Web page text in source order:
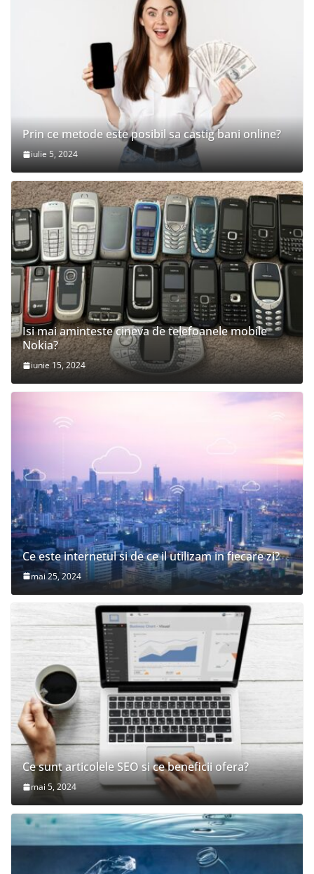
Prin ce metode este posibil sa castig bani online?
iulie 5, 2024
Isi mai aminteste cineva de telefoanele mobile
Nokia?
iunie 15, 2024
Ce este internetul si de ce il utilizam in fiecare zi?
mai 25, 2024
Ce sunt articolele SEO si ce beneficii ofera?
mai 5, 2024